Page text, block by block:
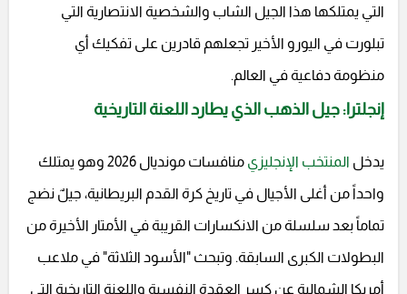
التي يمتلكها هذا الجيل الشاب والشخصية الانتصارية التي
تبلورت في اليورو الأخير تجعلهم قادرين على تفكيك أي
منظومة دفاعية في العالم.
إنجلترا: جيل الذهب الذي يطارد اللعنة التاريخية
يدخل المنتخب الإنجليزي منافسات مونديال 2026 وهو يمتلك
واحداً من أغلى الأجيال في تاريخ كرة القدم البريطانية، جيلٌ نضج
تماماً بعد سلسلة من الانكسارات القريبة في الأمتار الأخيرة من
البطولات الكبرى السابقة. وتبحث "الأسود الثلاثة" في ملاعب
أمريكا الشمالية عن كسر العقدة النفسية واللعنة التاريخية التي